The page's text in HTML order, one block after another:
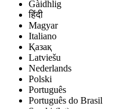
Gàidhlig
हिंदी
Magyar
Italiano
Қазақ
Latviešu
Nederlands
Polski
Português
Português do Brasil